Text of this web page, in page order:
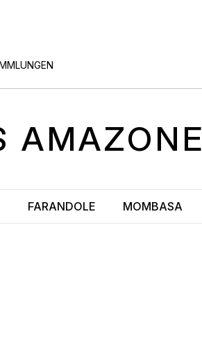
AMAZONE
FARANDOLE MOMBASA